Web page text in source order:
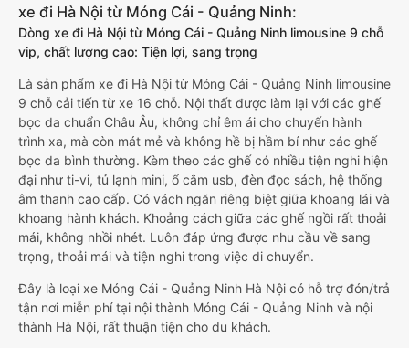
xe đi Hà Nội từ Móng Cái - Quảng Ninh:
Dòng xe đi Hà Nội từ Móng Cái - Quảng Ninh limousine 9 chỗ
vip, chất lượng cao: Tiện lợi, sang trọng
Là sản phẩm xe đi Hà Nội từ Móng Cái - Quảng Ninh limousine
9 chỗ cải tiến từ xe 16 chỗ. Nội thất được làm lại với các ghế
bọc da chuẩn Châu Âu, không chỉ êm ái cho chuyến hành
trình xa, mà còn mát mẻ và không hề bị hầm bí như các ghế
bọc da bình thường. Kèm theo các ghế có nhiều tiện nghi hiện
đại như ti-vi, tủ lạnh mini, ổ cắm usb, đèn đọc sách, hệ thống
âm thanh cao cấp. Có vách ngăn riêng biệt giữa khoang lái và
khoang hành khách. Khoảng cách giữa các ghế ngồi rất thoải
mái, không nhồi nhét. Luôn đáp ứng được nhu cầu về sang
trọng, thoải mái và tiện nghi trong việc di chuyển.
Đây là loại xe Móng Cái - Quảng Ninh Hà Nội có hỗ trợ đón/trả
tận nơi miễn phí tại nội thành Móng Cái - Quảng Ninh và nội
thành Hà Nội, rất thuận tiện cho du khách.